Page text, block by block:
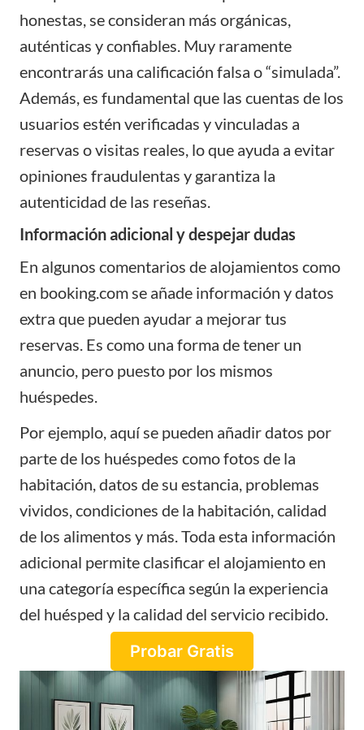
honestas, se consideran más orgánicas,
auténticas y confiables. Muy raramente
encontrarás una calificación falsa o “simulada”.
Además, es fundamental que las cuentas de los
usuarios estén verificadas y vinculadas a
reservas o visitas reales, lo que ayuda a evitar
opiniones fraudulentas y garantiza la
autenticidad de las reseñas
Información adicional y despejar dudas
En algunos comentarios de alojamientos como
en booking.com se añade información y datos
extra que pueden ayudar a mejorar tus
reservas. Es como una forma de tener un
anuncio, pero puesto por los mismos
huéspedes.
Por ejemplo, aquí se pueden añadir datos por
parte de los huéspedes como fotos de la
habitación, datos de su estancia, problemas
vividos, condiciones de la habitación, calidad
de los alimentos y más. Toda esta información
adicional permite clasificar el alojamiento en
una categoría específica según la experiencia
del huésped y la calidad del servicio recibido.
Probar Gratis